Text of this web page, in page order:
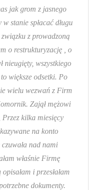
jak grom z jasnego
stanie spłacać długu
z prowadzoną
o restrukturyzację , o
nieugięty, wszystkiego
większe odsetki. Po
wielu wezwań z Firm
Zajął mężowi
kilka miesięcy
na konto
nad nami
właśnie Firmę
i przesłałam
dokumenty.